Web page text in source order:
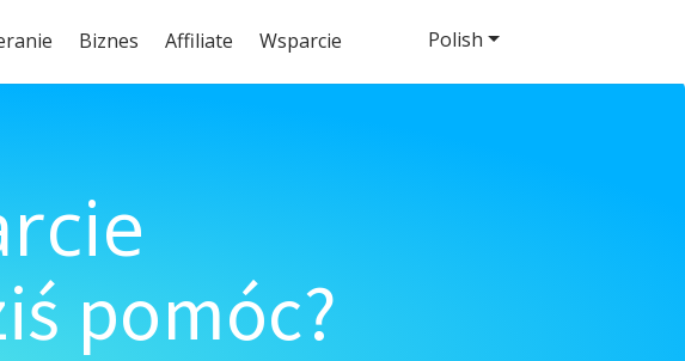
Biznes Affiliate Wsparcie
pomóc?
Polish